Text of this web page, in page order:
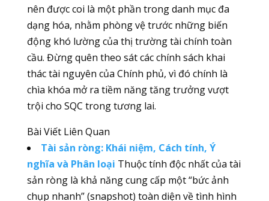
nên được coi là một phần trong danh mục đa
dạng hóa, nhằm phòng vệ trước những biến
động khó lường của thị trường tài chính toàn
cầu. Đừng quên theo sát các chính sách khai
thác tài nguyên của Chính phủ, vì đó chính là
chìa khóa mở ra tiềm năng tăng trưởng vượt
trội cho SQC trong tương lai.
Bài Viết Liên Quan
Tài sản ròng: Khái niệm, Cách tính, Ý
nghĩa và Phân loại Thuộc tính độc nhất của tài
sản ròng là khả năng cung cấp một “bức ảnh
chụp nhanh” (snapshot) toàn diện về tình hình